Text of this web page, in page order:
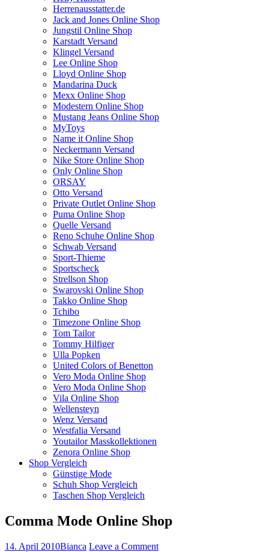
Herrenausstatter.de
Jack and Jones Online Shop
Jungstil Online Shop
Karstadt Versand
Klingel Versand
Lee Online Shop
Lloyd Online Shop
Mandarina Duck
Mexx Online Shop
Modestern Online Shop
Mustang Jeans Online Shop
MyToys
Name it Online Shop
Neckermann Versand
Nike Store Online Shop
Only Online Shop
ORSAY
Otto Versand
Private Outlet Online Shop
Puma Online Shop
Quelle Versand
Reno Schuhe Online Shop
Schwab Versand
Sport-Thieme
Sportscheck
Strellson Shop
Swarovski Online Shop
Takko Online Shop
Tchibo
Timezone Online Shop
Tom Tailor
Tommy Hilfiger
Ulla Popken
United Colors of Benetton
Vero Moda Online Shop
Vero Moda Online Shop
Vila Online Shop
Wellensteyn
Wenz Versand
Westfalia Versand
Youtailor Masskollektionen
Zenora Online Shop
Shop Vergleich
Günstige Mode
Schuh Shop Vergleich
Taschen Shop Vergleich
Comma Mode Online Shop
14. April 2010Bianca Leave a Comment